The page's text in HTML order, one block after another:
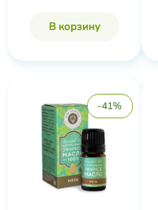
В корзину
-41%